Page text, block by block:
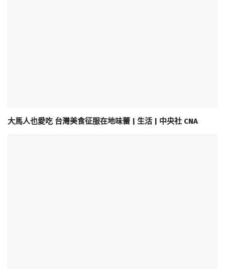
大馬人也愛吃 台灣美食征服在地味蕾 | 生活 | 中央社 CNA